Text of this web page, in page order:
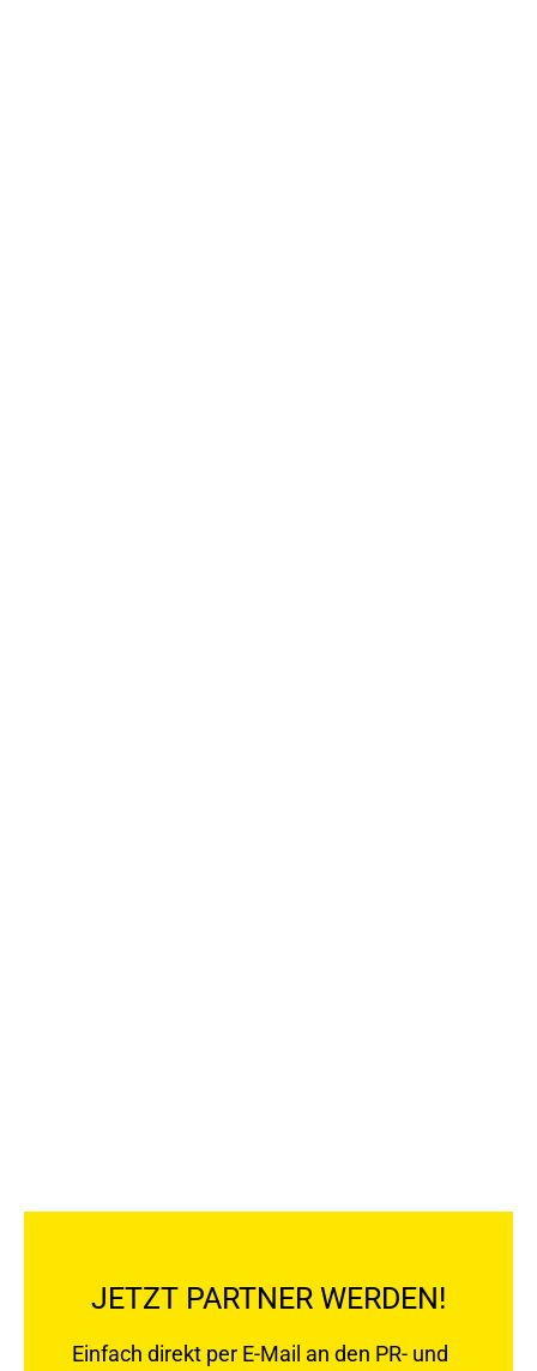
JETZT PARTNER WERDEN!
Einfach direkt per E-Mail an den PR- und